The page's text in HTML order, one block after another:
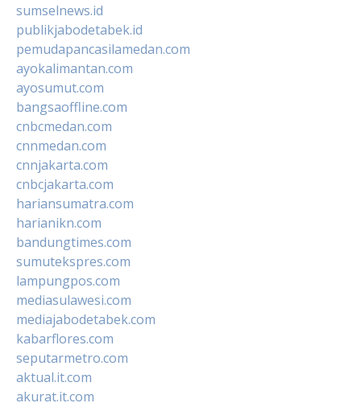
sumselnews.id
publikjabodetabek.id
pemudapancasilamedan.com
ayokalimantan.com
ayosumut.com
bangsaoffline.com
cnbcmedan.com
cnnmedan.com
cnnjakarta.com
cnbcjakarta.com
hariansumatra.com
harianikn.com
bandungtimes.com
sumutekspres.com
lampungpos.com
mediasulawesi.com
mediajabodetabek.com
kabarflores.com
seputarmetro.com
aktual.it.com
akurat.it.com